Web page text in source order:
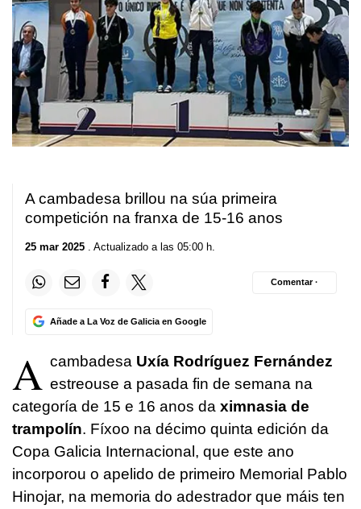
A cambadesa brillou na súa primeira
competición na franxa de 15-16 anos
25 mar 2025 . Actualizado a las 05:00 h.
Añade a La Voz de Galicia en Google
Comentar ·
A cambadesa Uxía Rodríguez Fernández
estreouse a pasada fin de semana na
categoría de 15 e 16 anos da ximnasia de
trampolín. Fíxoo na décimo quinta edición da
Copa Galicia Internacional, que este ano
incorporou o apelido de primeiro Memorial Pablo
Hinojar, na memoria do adestrador que máis ten